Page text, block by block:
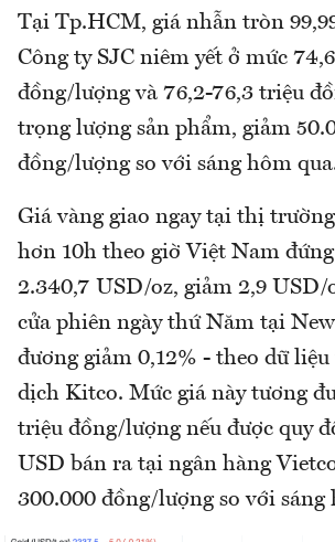
Tại Tp.HCM, giá nhẫn tròn
Công ty SJC niêm yết ở mức
đồng/lượng và 76,2-76,3 triệu
trọng lượng sản phẩm, giảm
đồng/lượng so với sáng hôm
Giá vàng giao ngay tại thị
hơn 10h theo giờ Việt Nam
2.340,7 USD/oz, giảm 2,9 USD/
cửa phiên ngày thứ Năm tại
đương giảm 0,12% - theo dữ liệu
dịch Kitco. Mức giá này tương
triệu đồng/lượng nếu được quy
USD bán ra tại ngân hàng
300.000 đồng/lượng so với sáng